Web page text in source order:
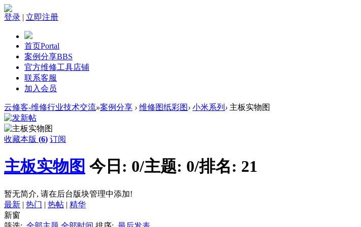
登录 | 立即注册
首页Portal
案例分享BBS
官方维修工具店铺
联系客服
加入会员
云修客-维修行业技术交流»案例分享 › 维修图纸彩图› 小米系列 › 主板实物图
收藏本版 (6) 订阅
主板实物图 今日: 0/主题: 0/排名: 21
暂无简介, 请在后台版块管理中添加!
最新 | 热门 | 热帖 | 精华
新窗